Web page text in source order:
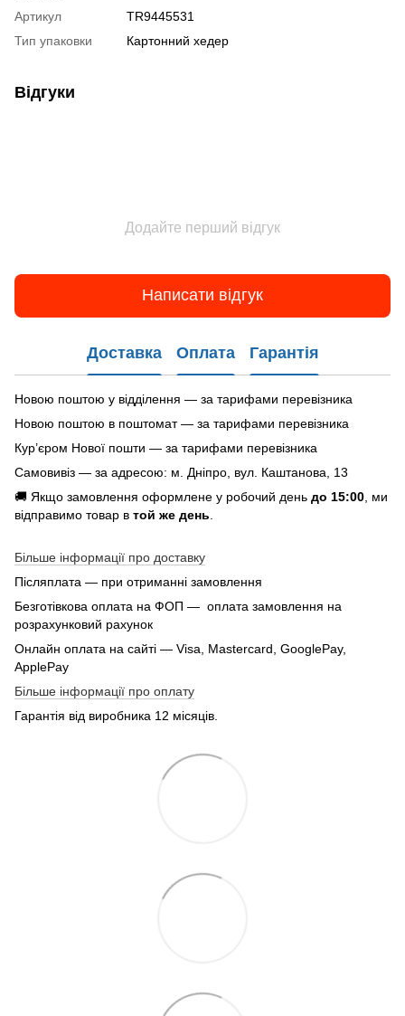
Артикул
TR9445531
Тип упаковки
Картонний хедер
Відгуки
Додайте перший відгук
Написати відгук
Доставка Оплата Гарантія
Новою поштою у відділення — за тарифами перевізника
Новою поштою в поштомат — за тарифами перевізника
Кур’єром Нової пошти — за тарифами перевізника
Самовивіз — за адресою: м. Дніпро, вул. Каштанова, 13
🚚 Якщо замовлення оформлене у робочий день до 15:00 , ми
відправимо товар в той же день
Більше інформації про доставку
Післяплата — при отриманні замовлення
Безготівкова оплата на ФОП — оплата замовлення на
розрахунковий рахунок
Онлайн оплата на сайті — Visa, Mastercard, GooglePay,
ApplePay
Більше інформації про оплату
Гарантія від виробника 12 місяців.